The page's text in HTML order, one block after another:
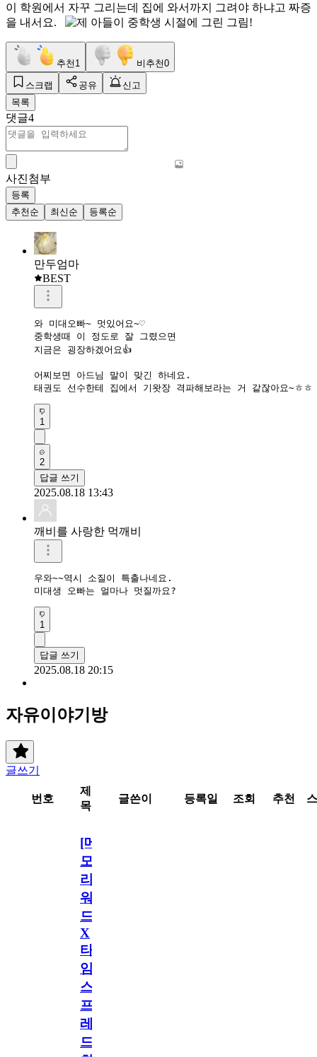
이 학원에서 자꾸 그리는데 집에 와서까지 그려야 하냐고 짜증
을 내서요.
추천 1 비추천0
스크랩 공유
신고
목록
댓글4
사진첨부
등록
추천순
최신순 등록순
만두엄마
BEST
와 미대오빠~ 멋있어요~♡
중학생때 이 정도로 잘 그렸으면
지금은 굉장하겠어요👍
어찌보면 아드님 말이 맞긴 하네요.
1
2
답글 쓰기
2025.08.18 13:43
깨비를 사랑한 먹깨비
우와~~역시 소질이 특출나네요.
1
답글 쓰기
2025.08.18 20:15
자유이야기방
글쓰기
번호
제
목
글쓴이 등록일 조회 추천
[메
모
리
워
드
X
타
임
스
프
레
드]